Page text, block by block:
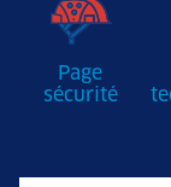
Page
sécurité